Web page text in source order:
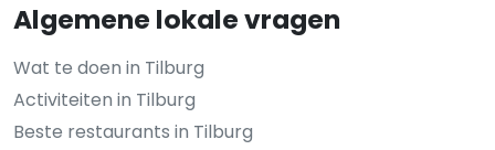
Algemene lokale vragen
Wat te doen in Tilburg
Activiteiten in Tilburg
Beste restaurants in Tilburg